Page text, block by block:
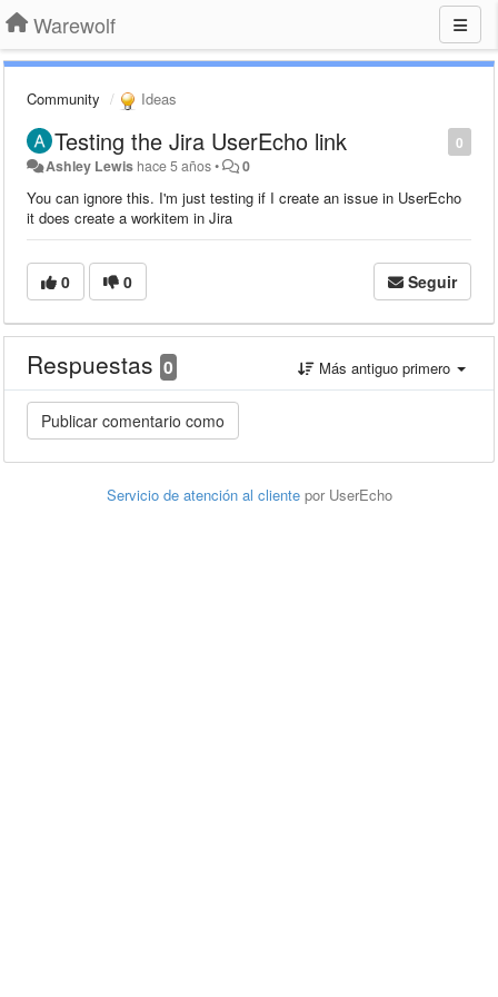
Warewolf
Community Ideas
0
Testing the Jira UserEcho link
Ashley Lewis hace 5 años• 0
You can ignore this. I'm just testing if I create an issue in UserEcho
it does create a workitem in Jira
0 0 Seguir
Respuestas 0 Más antiguo primero
Servicio de atención al cliente por UserEcho